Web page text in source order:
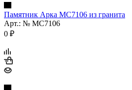
Памятник Арка МС7106 из гранита
Арт.: № МС7106
0 ₽